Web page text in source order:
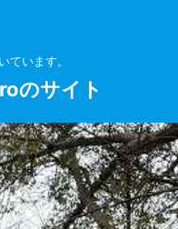
ています。
のサイト